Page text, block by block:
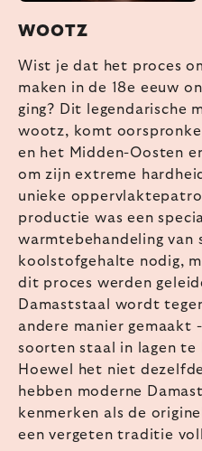
WOOTZ
Wist je dat het proces
maken in de 18e eeuw
ging? Dit legendarische
wootz, komt
en het Midden-Oosten
om zijn extreme
unieke
productie was een
warmtebehandeling van
koolstofgehalte nodig,
dit proces werden
Damaststaal wordt
andere manier gemaakt
soorten staal in lagen te
Hoewel het niet
hebben moderne
kenmerken als de
een vergeten traditie